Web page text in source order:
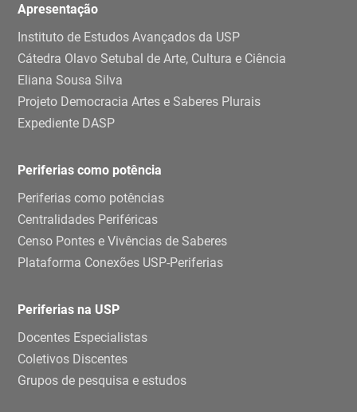
Apresentação
Instituto de Estudos Avançados da USP
Cátedra Olavo Setubal de Arte, Cultura e Ciência
Eliana Sousa Silva
Projeto Democracia Artes e Saberes Plurais
Expediente DASP
Periferias como potência
Periferias como potências
Centralidades Periféricas
Censo Pontes e Vivências de Saberes
Plataforma Conexões USP-Periferias
Periferias na USP
Docentes Especialistas
Coletivos Discentes
Grupos de pesquisa e estudos